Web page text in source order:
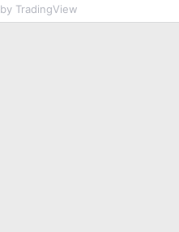
by TradingView